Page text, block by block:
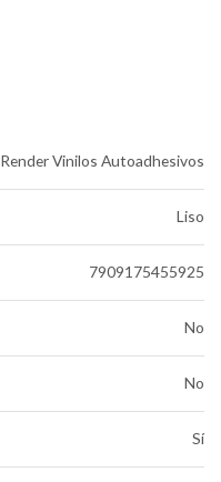
Render Vinilos Autoadhesivos
Liso
7909175455925
No
No
Sí